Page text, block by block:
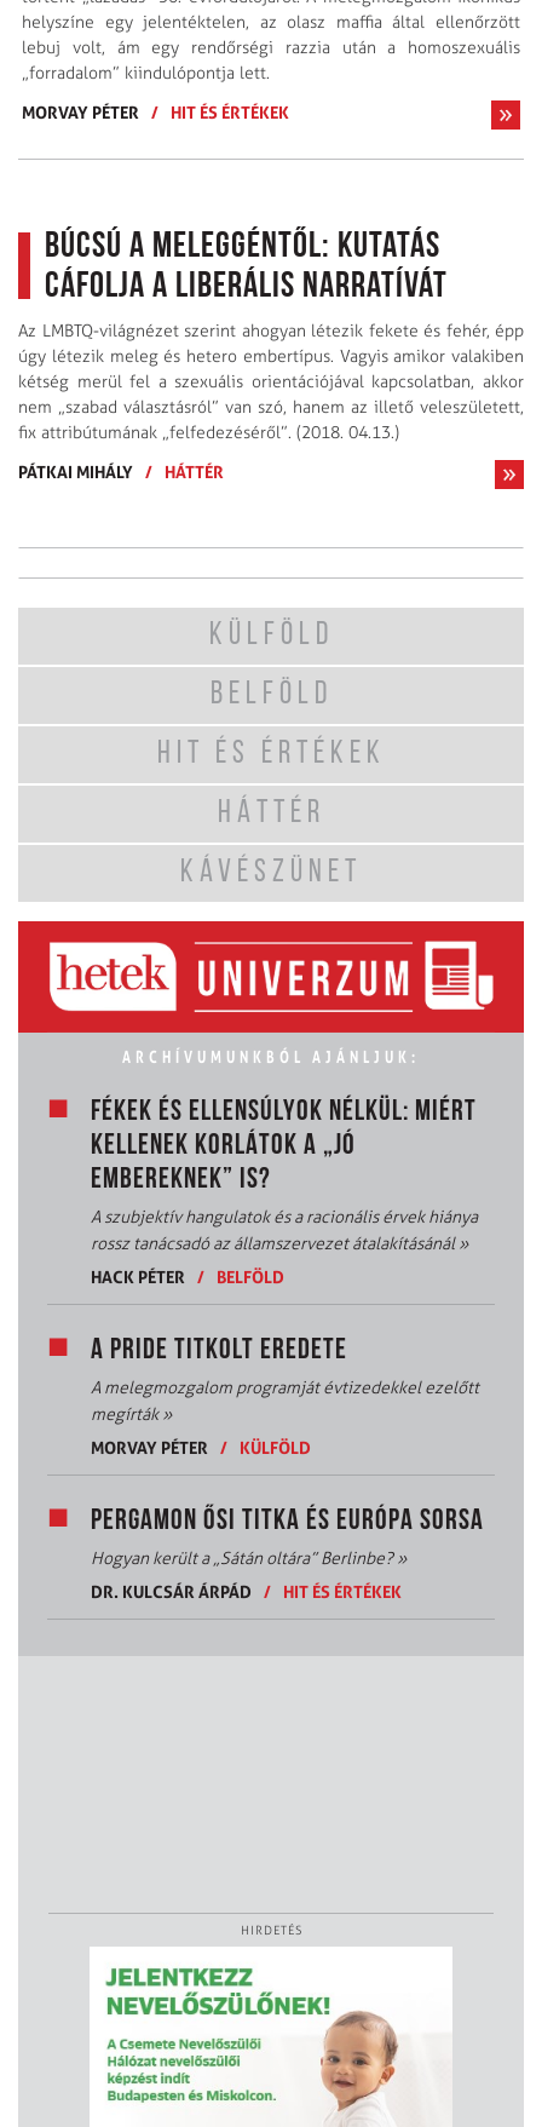
helyszíne egy jelentéktelen, az olasz maffia által ellenőrzött
lebuj volt, ám egy rendőrségi razzia után a homoszexuális
„forradalom” kiindulópontja lett.
MORVAY PÉTER
/ HIT ÉS ÉRTÉKEK
Búcsú a meleggéntől: kutatás
cáfolja a liberális narratívát
Az LMBTQ-világnézet szerint ahogyan létezik fekete és fehér, épp
úgy létezik meleg és hetero embertípus. Vagyis amikor valakiben
kétség merül fel a szexuális orientációjával kapcsolatban, akkor
nem „szabad választásról” van szó, hanem az illető veleszületett,
fix attribútumának „felfedezéséről”. (2018. 04.13.)
PÁTKAI MIHÁLY / HÁTTÉR
KÜLFÖLD
BELFÖLD
HIT ÉS ÉRTÉKEK
HÁTTÉR
KÁVÉSZÜNET
ARCHÍVUMUNKBÓL AJÁNLJUK:
FÉKEK ÉS ELLENSÚLYOK NÉLKÜL: MIÉRT
KELLENEK KORLÁTOK A „JÓ
EMBEREKNEK” IS?
A szubjektív hangulatok és a racionális érvek hiánya
rossz tanácsadó az államszervezet átalakításánál»
HACK PÉTER
/ BELFÖLD
A PRIDE TITKOLT EREDETE
A melegmozgalom programját évtizedekkel ezelőtt
megírták»
MORVAY PÉTER
/ KÜLFÖLD
PERGAMON ŐSI TITKA ÉS EURÓPA SORSA
Hogyan került a „Sátán oltára” Berlinbe?»
DR. KULCSÁR ÁRPÁD
/ HIT ÉS ÉRTÉKEK
HIRDETÉS